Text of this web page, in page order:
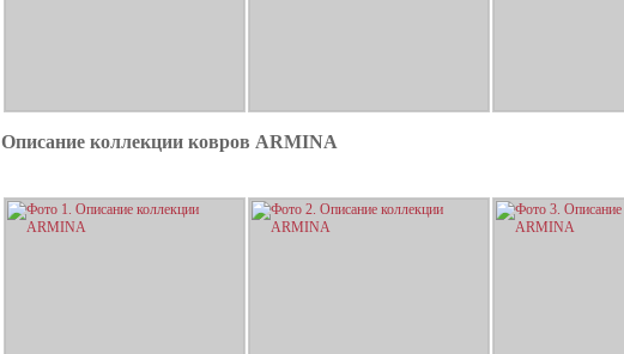
Описание коллекции ковров ARMINA